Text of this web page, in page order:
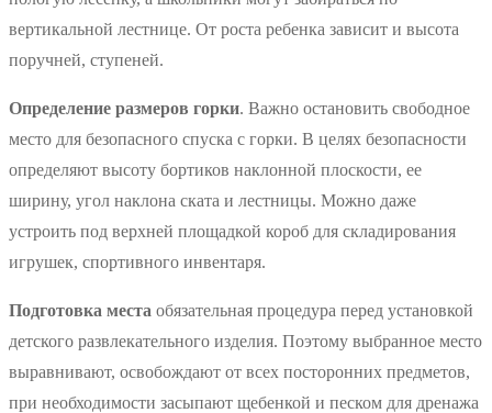
вертикальной лестнице. От роста ребенка зависит и высота
поручней, ступеней.
Определение размеров горки. Важно остановить свободное
место для безопасного спуска с горки. В целях безопасности
определяют высоту бортиков наклонной плоскости, ее
ширину, угол наклона ската и лестницы. Можно даже
устроить под верхней площадкой короб для складирования
игрушек, спортивного инвентаря.
Подготовка места обязательная процедура перед установкой
детского развлекательного изделия. Поэтому выбранное место
выравнивают, освобождают от всех посторонних предметов,
при необходимости засыпают щебенкой и песком для дренажа